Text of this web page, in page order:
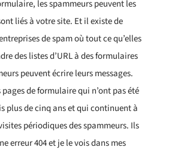
les spammeurs peuvent les
liés à votre site. Et il existe de
de spam où tout ce qu’elles
des listes d’URL à des formulaires
peuvent écrire leurs messages.
pages de formulaire qui n’ont pas été
plus de cinq ans et qui continuent à
périodiques des spammeurs. Ils
erreur 404 et je le vois dans mes